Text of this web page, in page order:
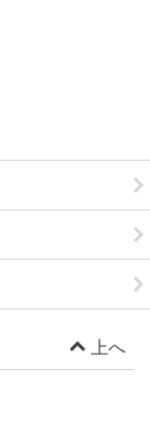
上へ